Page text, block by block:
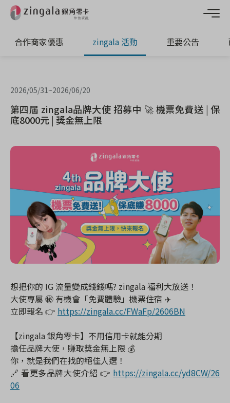
合作商家優惠 zingala 活動 重要公告
2026/05/31 ~2026/06/20
第四屆 zingala品牌大使 招募中 🚀 機票免費送 | 保
底8000元 | 獎金無上限
想把你的 IG 流量變成錢錢嗎? zingala 福利大放送！
大使專屬 ㊙️ 有機會「免費體驗」機票住宿 ✈️
立即報名 👉 https://zingala.cc/FWaFp/2606BN
【zingala 銀角零卡】不用信用卡就能分期
擔任品牌大使，賺取獎金無上限 💰
你，就是我們在找的絕佳人選！
🔗 看更多品牌大使介紹 👉 https://zingala.cc/yd8CW/26
06